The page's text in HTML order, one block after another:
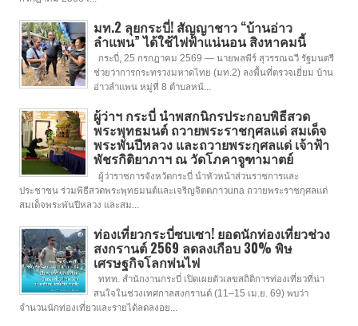
มท.2 ลุยกระบี่! สัญญาชาว “บ้านอ่าว
ลำแพน” ได้ใช้ไฟฟ้าแน่นอน สิงหาคมนี้
กระบี่, 25 กรกฎาคม 2569 — นายพลพีร์ สุวรรณฉวี รัฐมนตรี
ช่วยว่าการกระทรวงมหาดไทย (มท.2) ลงพื้นที่ตรวจเยี่ยม บ้าน
อ่าวลำแพน หมู่ที่ 8 ตำบลหน้...
ผู้ว่าฯ กระบี่ นำพสกนิกรประกอบพิธีสวด
พระพุทธมนต์ ถวายพระราชกุศลแด่ สมเด็จ
พระพันปีหลวง และถวายพระกุศลแด่ เจ้าฟ้า
พัชรกิติยาภาฯ ณ วัดโภคาจูฑามาตย์
ผู้ว่าราชการจังหวัดกระบี่ นำหัวหน้าส่วนราชการและ
ประชาชน ร่วมพิธีสวดพระพุทธมนต์และเจริญจิตตภาวuna ถวายพระราชกุศลแด่
สมเด็จพระพันปีหลวง และสม...
ท่องเที่ยวกระบี่ซบเซา! ยอดนักท่องเที่ยวช่วง
สงกรานต์ 2569 ลดลงเกือบ 30% พิษ
เศรษฐกิจโลกพ่นไฟ
ททท. สำนักงานกระบี่ เปิดเผยตัวเลขสถิติการท่องเที่ยวที่น่า
สนใจในช่วงเทศกาลสงกรานต์ (11–15 เม.ย. 69) พบว่า
จำนวนนักท่องเที่ยวและรายได้ลดลงอย...